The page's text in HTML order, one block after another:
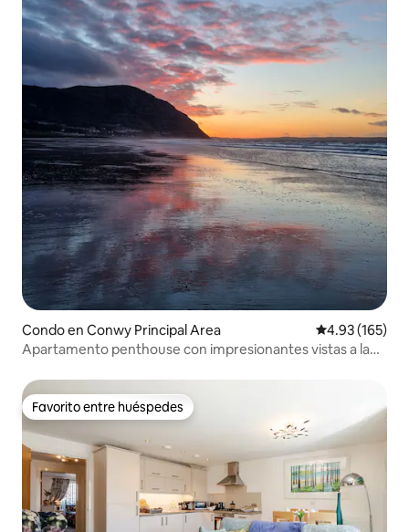
Condo en Conwy Principal Area Calificación
4.93 (165)
Apartamento penthouse con impresionantes vistas a la
Favorito entre huéspedes
Favorito entre huéspedes